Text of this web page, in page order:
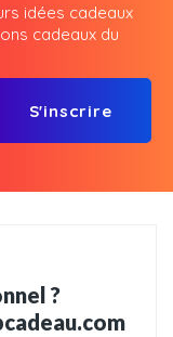
idées cadeaux
cadeaux du
S'inscrire
?